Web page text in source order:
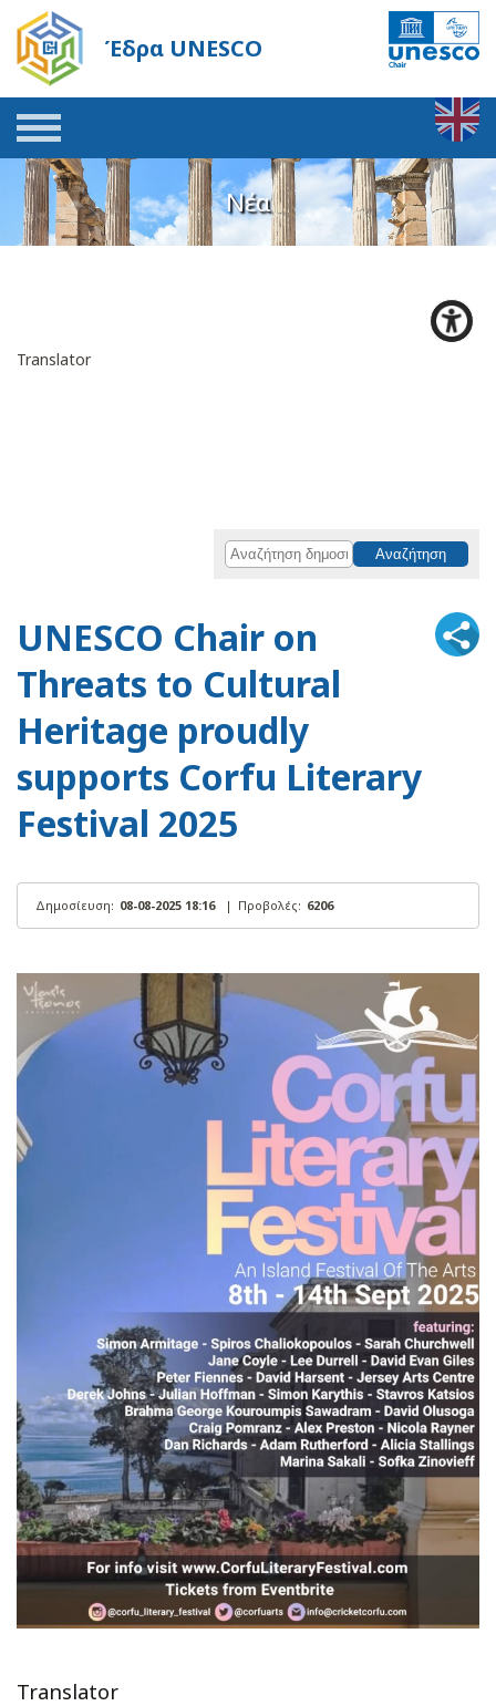
Έδρα UNESCO
Νέα
Translator
UNESCO Chair on
Threats to Cultural
Heritage proudly
supports Corfu Literary
Festival 2025
Δημοσίευση: 08-08-2025 18:16 | Προβολές: 6206
Translator